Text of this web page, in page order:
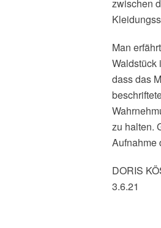
zwischen
Man
Waldstück
dass das
zu halten.
Aufnahme
DORIS
3.6.21